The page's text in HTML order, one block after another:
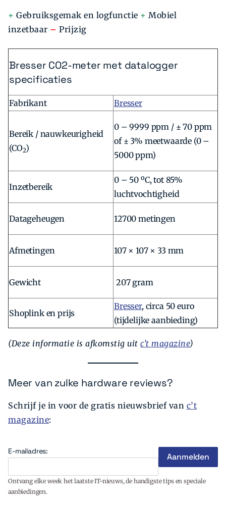
+ Gebruiksgemak en logfunctie + Mobiel
inzetbaar – Prijzig
Bresser CO2-meter met datalogger
specificaties
Fabrikant Bresser
Bereik / nauwkeurigheid
(CO2)
0 – 9999 ppm / ± 70 ppm
of ± 3% meetwaarde (0 –
5000 ppm)
Inzetbereik
0 – 50 ºC, tot 85%
luchtvochtigheid
Datageheugen 12700 metingen
Afmetingen 107 × 107 × 33 mm
Gewicht 207 gram
Shoplink en prijs
Bresser, circa 50 euro
(tijdelijke aanbieding)
(Deze informatie is afkomstig uit c’t magazine)
Meer van zulke hardware reviews?
Schrijf je in voor de gratis nieuwsbrief van c’t
magazine:
E-mailadres:
Ontvang elke week het laatste IT-nieuws, de handigste tips en speciale
aanbiedingen.